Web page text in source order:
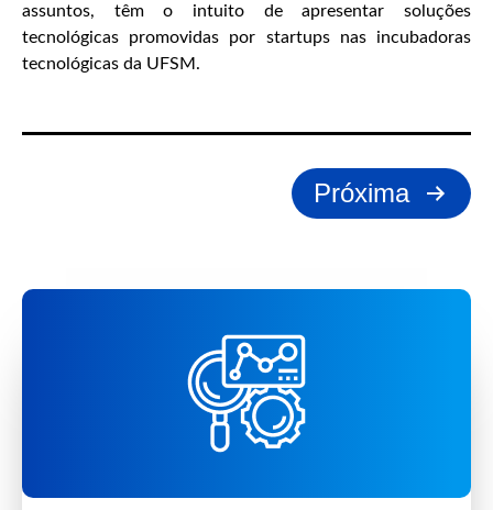
assuntos, têm o intuito de apresentar soluções
tecnológicas promovidas por startups nas incubadoras
tecnológicas da UFSM.
posts
Próxima